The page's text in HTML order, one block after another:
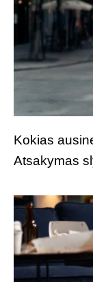
Kokias
Atsakymas